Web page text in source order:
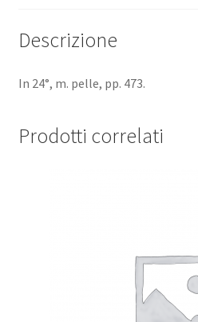
Descrizione
In 24°, m. pelle, pp. 473.
Prodotti correlati